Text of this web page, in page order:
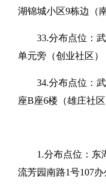
湖锦城小区9栋边（
33.分布点位：
单元旁（创业社区）
34.分布点位：
座B座6楼（雄庄社区
1.分布点位：东
流芳园南路1号107办